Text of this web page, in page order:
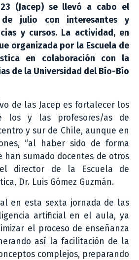
(Jacep) se llevó a cabo el
julio con interesantes y
y cursos. La actividad, en
organizada por la Escuela de
en colaboración con la
de la Universidad del Bío-Bío
de las Jacep es fortalecer los
los y las profesores/as de
y sur de Chile, aunque en
“al haber sido de forma
sumado docentes de otros
el director de la Escuela de
Dr. Luis Gómez Guzmán.
en esta sexta jornada de las
artificial en el aula, ya
el proceso de enseñanza
así la facilitación de la
complejos, preparando